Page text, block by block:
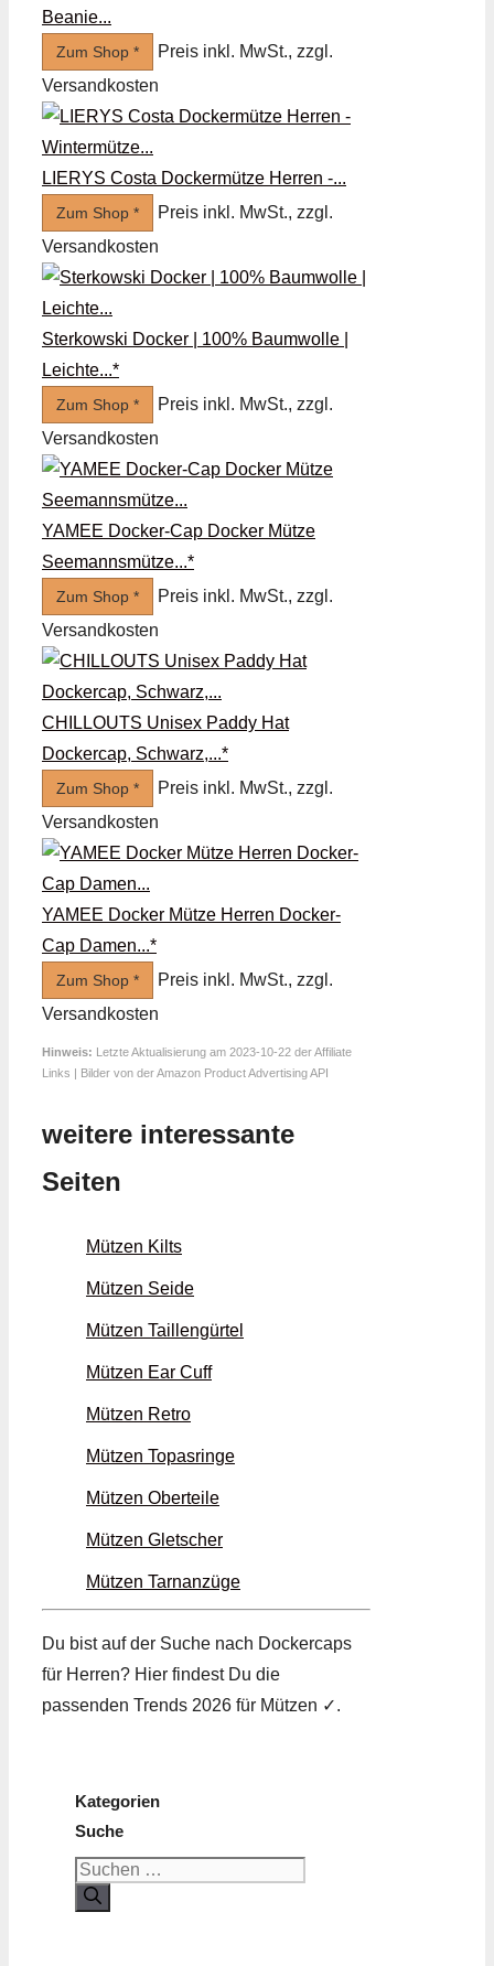
Beanie...
Zum Shop *
Preis inkl. MwSt., zzgl.
Versandkosten
LIERYS Costa Dockermütze Herren -...
Zum Shop *
Preis inkl. MwSt., zzgl.
Versandkosten
Sterkowski Docker | 100% Baumwolle |
Leichte...*
Zum Shop *
Preis inkl. MwSt., zzgl.
Versandkosten
YAMEE Docker-Cap Docker Mütze
Seemannsmütze...*
Zum Shop *
Preis inkl. MwSt., zzgl.
Versandkosten
CHILLOUTS Unisex Paddy Hat
Dockercap, Schwarz,...*
Zum Shop *
Preis inkl. MwSt., zzgl.
Versandkosten
YAMEE Docker Mütze Herren Docker-
Cap Damen...*
Zum Shop *
Preis inkl. MwSt., zzgl.
Versandkosten
Hinweis: Letzte Aktualisierung am 2023-10-22 der Affiliate
Links | Bilder von der Amazon Product Advertising API
weitere interessante
Seiten
Mützen Kilts
Mützen Seide
Mützen Taillen­gürtel
Mützen Ear Cuff
Mützen Retro
Mützen Topas­ringe
Mützen Oberteile
Mützen Gletscher
Mützen Tarn­anzüge
Du bist auf der Suche nach Dockercaps
für Herren? Hier findest Du die
passenden Trends 2026 für Mützen ✓.
Kategorien
Suche
Suchen
nach: